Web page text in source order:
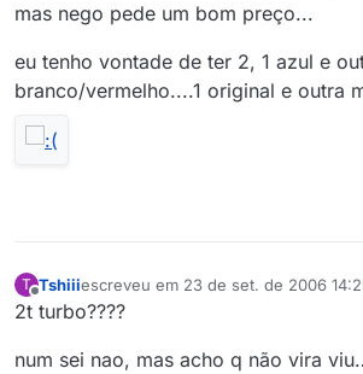
mas nego pede um bom preço...
eu tenho vontade de ter 2, 1 azul e
branco/vermelho....1 original e outra
T
Offline
Tshiiiescreveu em 23 de set. de 2006
última edição por
2t turbo????
num sei nao, mas acho q não vira